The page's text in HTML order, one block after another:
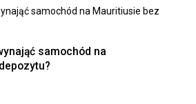
samochód na